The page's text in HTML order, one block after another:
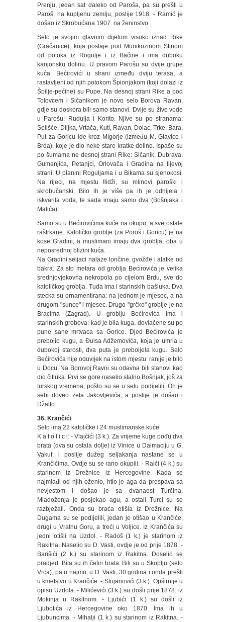
Prenju, jedan sat daleko od Paroša, pa su prešli u
Paroš, na kupljenu zemlju, poslije 1918. - Ramić je
došao iz Skrobućana 1907. na ženinstvo.
Selo je svojim glavnim dijelom visoko iznad Rike
(Gračanice), koja postaje pod Munikozinom Stinom
od potoka iz Rogulje i iz Bačine i ima duboku
kanjonsku dolinu. U pravom Parošu su dvije grupe
kuća: Bećirovići u strani između dviju terasa, a
rastavljeni od njih potokom Špionjakom (koji dolazi iz
Špilje-pećine) su Pupe. Na desnoj strani Rike a pod
Tolovcem i Sičanikom je novo selo Borova Ravan,
gdje su doskora bili samo stanovi. Dvije su žive vode
u Parošu: Rudulja i Korito. Njive su po stranama:
Selišće, Diljka, Vrtača, Kuti, Ravan, Dolac, Trke, Bara.
Put za Goricu ide kroz Migorje (između M. Glavice i
Brda), koje je dio neke stare kratke doline. Ispaše su
po šumama ne desnoj strani Rike: Sičanik, Dubrava,
Gumanjica, Petanjci, Orlovača i Gradina na lijevoj
strani. U planini Roguljama i u Bikama su sjenokosi.
Na rijeci, na mjestu Ilidži, su mlinovi paroški i
skrobučanski. Bilo ih je više pa ih je odnijela i
iskvarila voda, te sada imaju samo dva (Bošnjaka i
Malića).
Samo su u Bećirovićima kuće na okupu, a sve ostale
raštrkane. Katoličko groblje (za Poroš i Goricu) je na
kose Gradini, a muslimani imaju dva groblja, oba u
neposrednoj blizini kuća.
Na Gradini seljaci nalaze lončine, gvožđe i alatke od
bakra. Za sto metara od groblja Bećirovića je velika
srednjovjekovna nekropola po cijelom Brdu, sve do
katoličkog groblja. Tuda ima i starinskih bašluka. Dva
stećka su ornamentirana: na jednom je mjesec, a na
drugom "sunce" i mjesec. Drugo "grčko" groblje je na
Bracima (Zagrad). U groblju Bećirovića ima i
starinskih grobova: kad je bila kuga, dovlačene su po
pune sane mrtvaca sa Gorice. Djed Bećirovića je
prebolio kugu, a Đulsa Adžemovića, koja je umrla u
dubokoj starosti, dva puta je preboljela kugu. Selo
Bećirovića nije oduvijek na istom mjestu: ranije je bilo
u Docu. Na Borovoj Ravni su odavna bili stanovi kao
dio čifluka. Prvi se gore naselio stalno Bošnjak, još za
turskog vremena, pošto su se u selu podijelili. On je
sebi doveo zeta Jakovljevića, a poslije je došao i
Džalto.
36. Krančići
Selo ima 22 katoličke i 24 muslimanske kuće.
K a t o l i c i: - Vlajčići (3 k.). Za vrijeme kuge pođu dva
brata (dva su ostala dolje) iz Vinice u Dalmaciju u G.
Vakuf, i poslije dužeg seljakanja nastane se u
Krančićima. Ovdje su se rano okupili. - Raiči (4 k.) su
starinom iz Drežnice iz Hercegovine. Kada se
najmlađi od njih oženio, htio je aga da prespava sa
nevjestom i došao je sa dvanaest Turčina.
Mladoženja je posjekao agu, a ostali Turci su se
razbježali. Onda su braća otišla iz Drežnice. Na
Dugama su se podijelili, jedan je otišao u Krančiće,
drugi u Vratnu Goru, a treći u Voljice. Iz Krančića su
jedni otišli na Uzdol. - Radoš (1 k.) je starinom iz
Rakitna. Naselio su D. Vasti, ovdje je od prije 1878. -
Barišići (2 k.) su starinom iz Rakitna. Doselio se
pradjed. Bila su ih četiri brata. Bili su u Skoplju (selo
Vrca), pa u najmu, u D. Vasti, 30 godina i onda prešli
u kmetstvo u Krančiće. - Stojanovići (3 k.). Opširnije u
opisu Uzdola. - Milićevići (3 k.) su došli prije 1878. iz
Mokinja u Rakitnom. - Ljubići (1 k.) su došli iz
Ljubotića iz Hercegovine oko 1870. Ima ih u
Ljubuncima. - Mihalji (1 k.) su starinom iz Rakitna. -